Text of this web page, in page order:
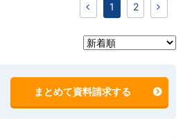
1 2
まとめて資料請求する